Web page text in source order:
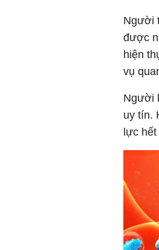
Người
được
hiện
vụ
Người
uy tín.
lực hết